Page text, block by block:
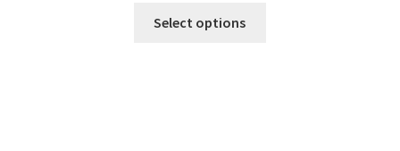
Select options